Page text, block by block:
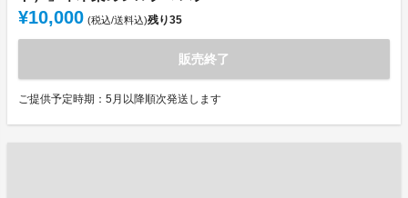
¥10,000 (税込/送料込)残り35
販売終了
ご提供予定時期：5月以降順次発送します